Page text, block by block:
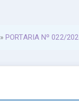
»PORTARIA Nº 022/